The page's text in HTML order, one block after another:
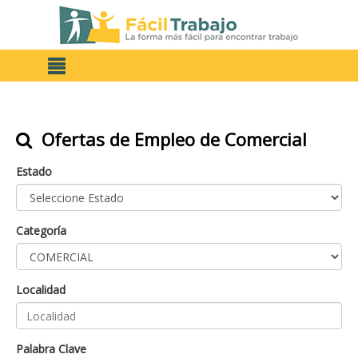
Ofertas de Empleo de Comercial
Estado
Categoría
Localidad
Palabra Clave